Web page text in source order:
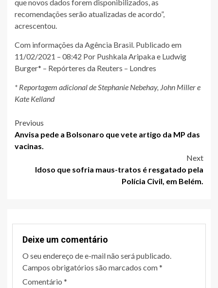
que novos dados forem disponibilizados, as
recomendações serão atualizadas de acordo”,
acrescentou.
Com informações da Agência Brasil. Publicado em
11/02/2021 – 08:42 Por Pushkala Aripaka e Ludwig
Burger* – Repórteres da Reuters – Londres
* Reportagem adicional de Stephanie Nebehay, John Miller e
Kate Kelland
Post
navigation
Previous
Anvisa pede a Bolsonaro que vete artigo da MP das
vacinas.
Next
Idoso que sofria maus-tratos é resgatado pela
Polícia Civil, em Belém.
Deixe um comentário
O seu endereço de e-mail não será publicado.
Campos obrigatórios são marcados com*
Comentário *